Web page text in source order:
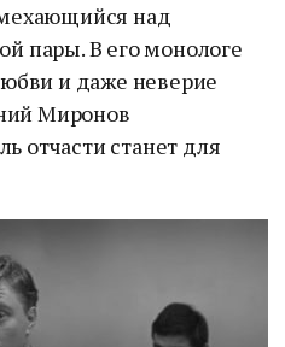
над
пары. В его монологе
и даже неверие
Миронов
отчасти станет для